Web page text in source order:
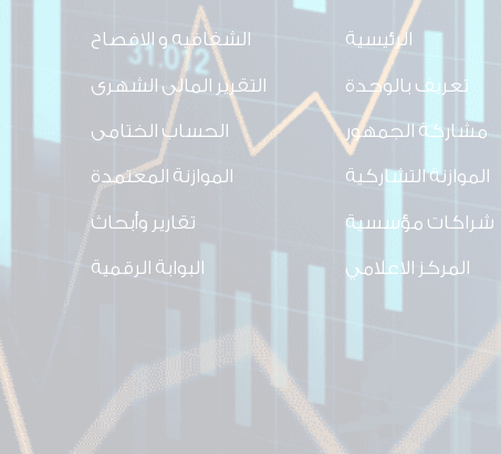
الشفافيه و الافصاح
التقرير المالى الشهرى
الحساب الختامى
الموازنة المعتمدة
تقارير وأبحاث
البوابة الرقمية
الرئيسية
تعريف بالوحدة
مشاركة الجمهور
الموازنة التشاركية
شراكات مؤسسية
المركز الاعلامي